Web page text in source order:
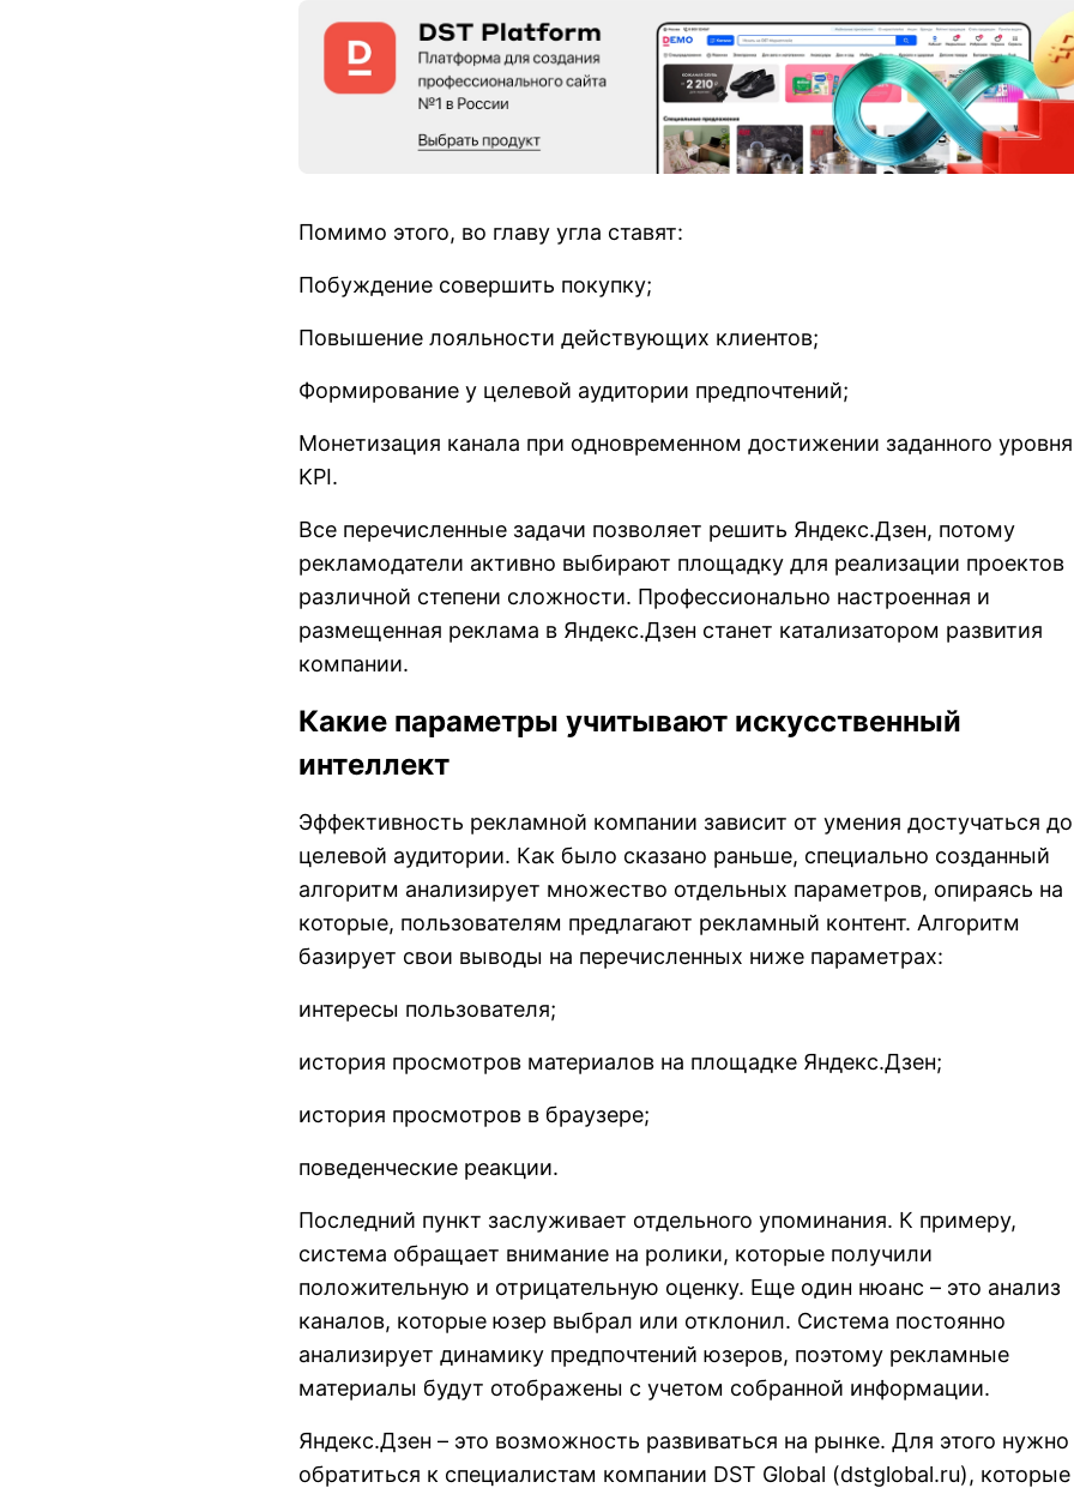
Помимо этого, во главу угла ставят:
Побуждение совершить покупку;
Повышение лояльности действующих клиентов;
Формирование у целевой аудитории предпочтений;
Монетизация канала при одновременном достижении заданного уровня
KPI.
Все перечисленные задачи позволяет решить Яндекс.Дзен, потому
рекламодатели активно выбирают площадку для реализации проектов
различной степени сложности. Профессионально настроенная и
размещенная реклама в Яндекс.Дзен станет катализатором развития
компании.
Какие параметры учитывают искусственный
интеллект
Эффективность рекламной компании зависит от умения достучаться до
целевой аудитории. Как было сказано раньше, специально созданный
алгоритм анализирует множество отдельных параметров, опираясь на
которые, пользователям предлагают рекламный контент. Алгоритм
базирует свои выводы на перечисленных ниже параметрах:
интересы пользователя;
история просмотров материалов на площадке Яндекс.Дзен;
история просмотров в браузере;
поведенческие реакции.
Последний пункт заслуживает отдельного упоминания. К примеру,
система обращает внимание на ролики, которые получили
положительную и отрицательную оценку. Еще один нюанс – это анализ
каналов, которые юзер выбрал или отклонил. Система постоянно
анализирует динамику предпочтений юзеров, поэтому рекламные
материалы будут отображены с учетом собранной информации.
Яндекс.Дзен – это возможность развиваться на рынке. Для этого нужно
обратиться к специалистам компании DST Global (dstglobal.ru), которые